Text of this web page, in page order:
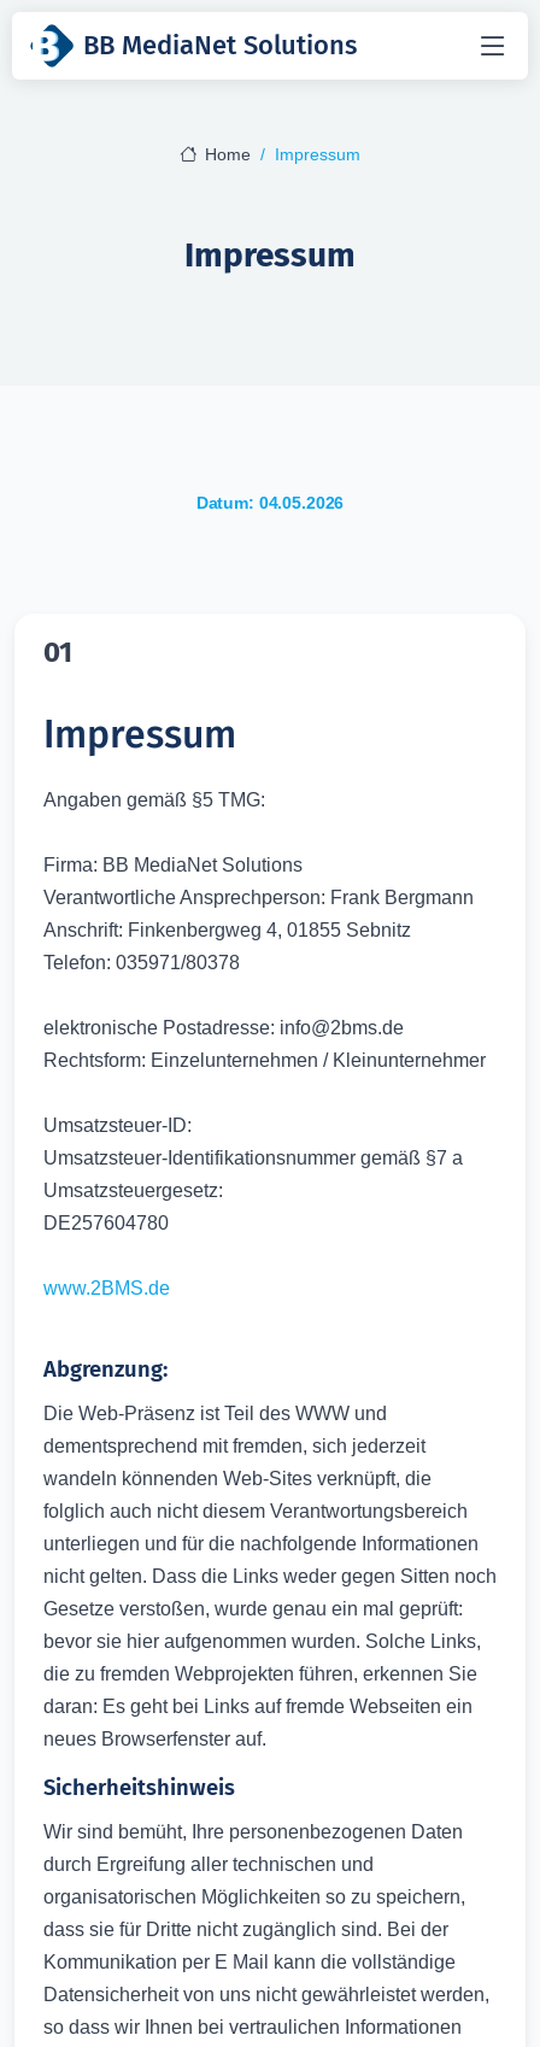
BB MediaNet Solutions
Home Impressum
Impressum
Datum: 04.05.2026
01
Impressum
Angaben gemäß §5 TMG:
Firma: BB MediaNet Solutions
Verantwortliche Ansprechperson: Frank Bergmann
Anschrift: Finkenbergweg 4, 01855 Sebnitz
Telefon: 035971/80378
elektronische Postadresse: info@2bms.de
Rechtsform: Einzelunternehmen / Kleinunternehmer
Umsatzsteuer-ID:
Umsatzsteuer-Identifikationsnummer gemäß §7 a
Umsatzsteuergesetz:
DE257604780
www.2BMS.de
Abgrenzung:
Die Web-Präsenz ist Teil des WWW und
dementsprechend mit fremden, sich jederzeit
wandeln könnenden Web-Sites verknüpft, die
folglich auch nicht diesem Verantwortungsbereich
unterliegen und für die nachfolgende Informationen
nicht gelten. Dass die Links weder gegen Sitten noch
Gesetze verstoßen, wurde genau ein mal geprüft:
bevor sie hier aufgenommen wurden. Solche Links,
die zu fremden Webprojekten führen, erkennen Sie
daran: Es geht bei Links auf fremde Webseiten ein
neues Browserfenster auf.
Sicherheitshinweis
Wir sind bemüht, Ihre personenbezogenen Daten
durch Ergreifung aller technischen und
organisatorischen Möglichkeiten so zu speichern,
dass sie für Dritte nicht zugänglich sind. Bei der
Kommunikation per E Mail kann die vollständige
Datensicherheit von uns nicht gewährleistet werden,
so dass wir Ihnen bei vertraulichen Informationen